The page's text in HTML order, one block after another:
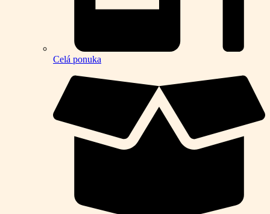
Celá ponuka